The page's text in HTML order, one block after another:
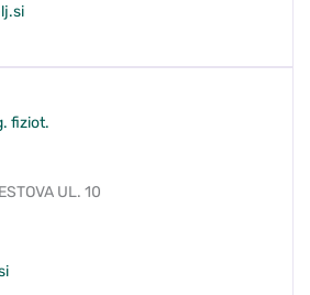
fiziot.
UL. 10